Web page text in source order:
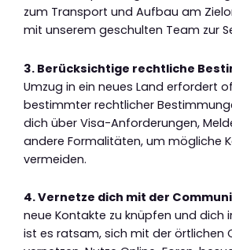
zum Transport und Aufbau am
mit unserem geschulten Team zur
3. Berücksichtige rechtliche
Umzug in ein neues Land erfordert
bestimmter rechtlicher
dich über Visa-Anforderungen,
andere Formalitäten, um mögliche
vermeiden.
4. Vernetze dich mit der
neue Kontakte zu knüpfen und dich
ist es ratsam, sich mit der örtlichen